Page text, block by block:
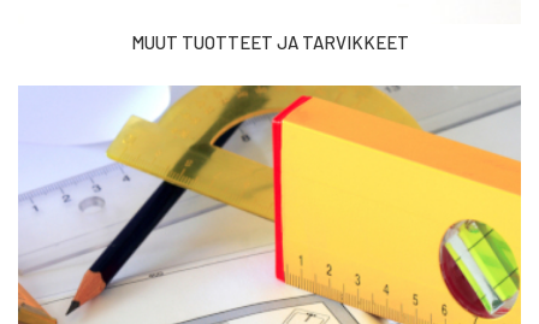
MUUT TUOTTEET JA TARVIKKEET